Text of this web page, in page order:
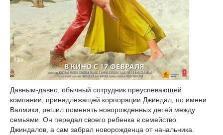
Давным-давно, обычный сотрудник преуспевающей
компании, принадлежащей корпорации Джиндал, по имени
Валмики, решил поменять новорожденных детей между
семьями. Он передал своего ребенка в семейство
Джиндалов, а сам забрал новорожденца от начальника.